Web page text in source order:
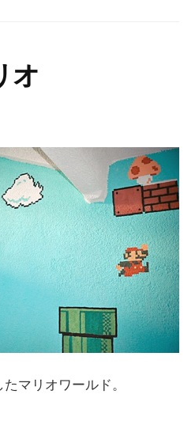
オ
マリオワールド。